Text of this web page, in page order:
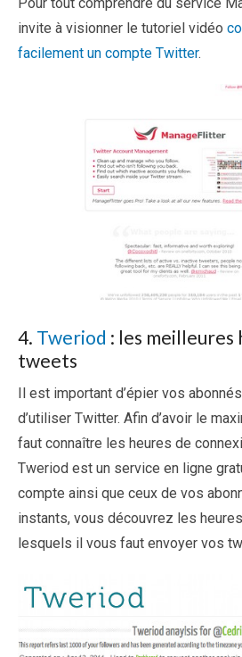
invite à visionner le tutoriel vidéo
facilement un compte Twitter.
4. Tweriod : les meilleures
tweets
Il est important d’épier vos
d’utiliser Twitter. Afin d’avoir le
faut connaître les heures de
Tweriod est un service en ligne
compte ainsi que ceux de vos
instants, vous découvrez les
lesquels il vous faut envoyer vos